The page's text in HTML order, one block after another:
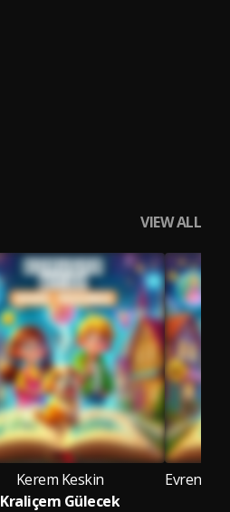
VIEW ALL
Kerem Keskin
Kraliçem Gülecek